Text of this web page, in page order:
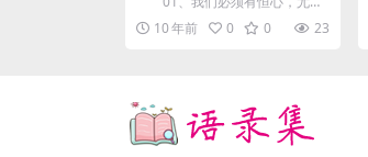
要有自信心，我们相信我们的天
赋是用来做某种事情的，...
10 年前 0 0 23